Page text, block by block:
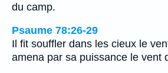
du camp.
Psaume 78:26-29
Il fit souffler dans les cieux le
amena par sa puissance le vent